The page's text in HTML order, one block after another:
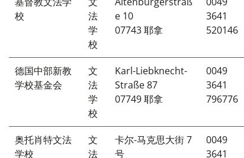
校
法
学
校
e 10
07743 耶拿
3641
520146
德国中部新教
学校基金会
文
法
学
校
Karl-Liebknecht-
Straße 87
07749 耶拿
0049
3641
796776
奥托肖特文法
学校
文
法
卡尔-马克思大街 7
号
0049
3641